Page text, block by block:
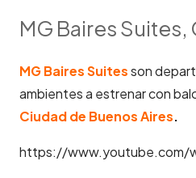
MG Baires
MG Baires Suitesson
ambientes a estrenar con
Ciudad de Buenos Aires.
https://www.youtube.com/